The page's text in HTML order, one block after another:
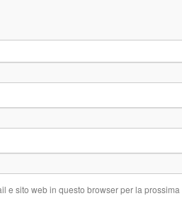
e sito web in questo browser per la